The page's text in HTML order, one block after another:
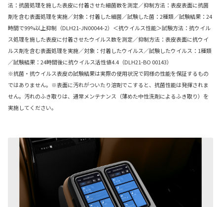
法：抗菌処理を施した表皮に付着させた細菌数を測定／抑制方法：表皮表面に抗菌
剤を含む表面処理を実施／対象：付着した細菌／試験した菌：2種類／試験結果：24
時間で99%以上抑制（DLH21-JN00044-2）＜抗ウイルス性能＞試験方法：抗ウイル
ス処理を施した表皮に付着させたウイルス数を測定／抑制方法：表皮表面に抗ウイ
ルス剤を含む表面処理を実施／対象：付着したウイルス／試験したウイルス：1種類
／試験結果：24時間後に抗ウイルス活性値4.4（DLH21-BO 00143）
※抗菌・抗ウイルス表皮の試験結果は実際の使用状況で同様の性能を保証するもの
ではありません。※表面に汚れがついたり溶剤でこすると、抗菌性能は発揮されま
せん。汚れのふき取りは、通常メンテナンス（薄めた中性洗剤によるふき取り）を
実施してください。